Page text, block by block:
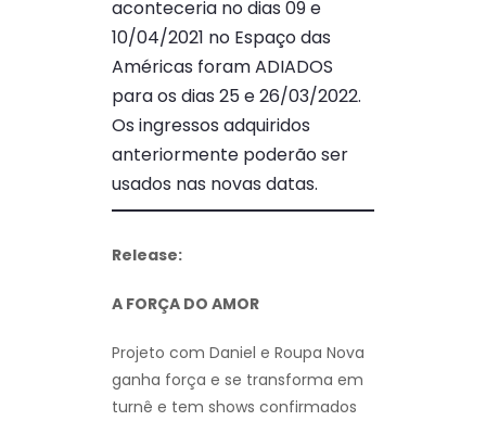
aconteceria no dias 09 e
10/04/2021 no Espaço das
Américas foram ADIADOS
para os dias 25 e 26/03/2022.
Os ingressos adquiridos
anteriormente poderão ser
usados nas novas datas.
Release:
A FORÇA DO AMOR
Projeto com Daniel e Roupa Nova
ganha força e se transforma em
turnê e tem shows confirmados